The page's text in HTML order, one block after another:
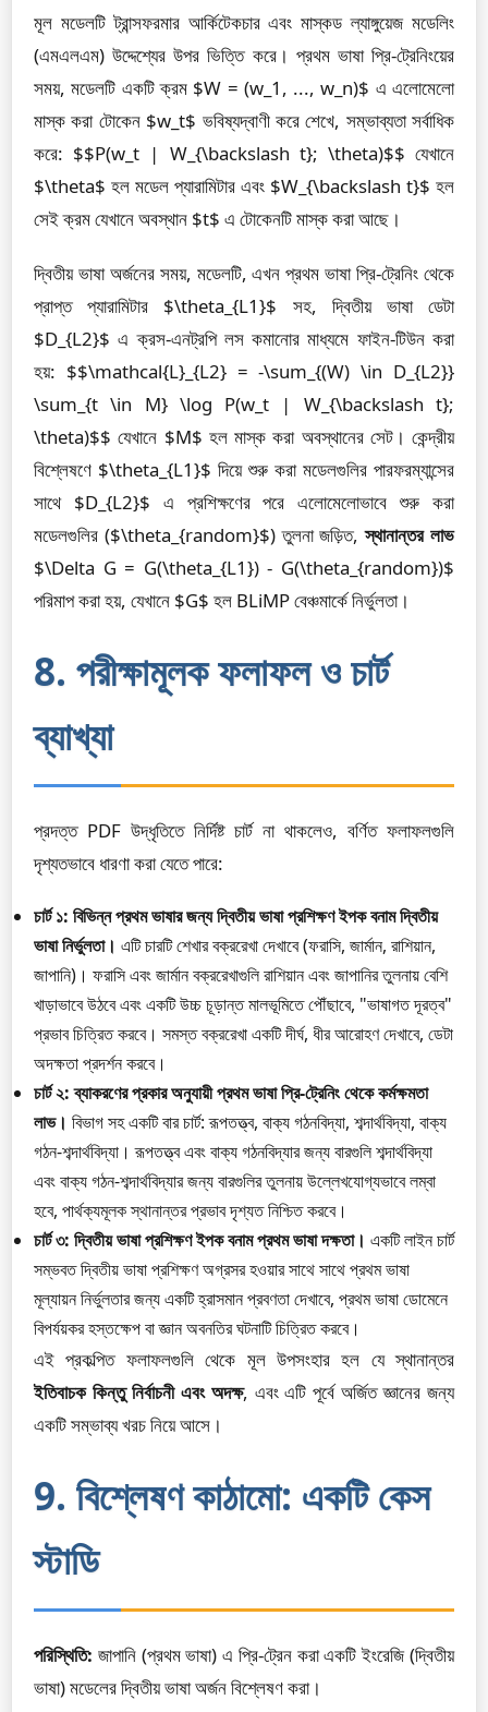
মূল মডেলটি ট্রান্সফরমার আর্কিটেকচার এবং মাস্কড ল্যাঙ্গুয়েজ মডেলিং
(এমএলএম) উদ্দেশ্যের উপর ভিত্তি করে। প্রথম ভাষা প্রি-ট্রেনিংয়ের
সময়, মডেলটি একটি ক্রম $W = (w_1, ..., w_n)$ এ এলোমেলো
মাস্ক করা টোকেন $w_t$ ভবিষ্যদ্বাণী করে শেখে, সম্ভাব্যতা সর্বাধিক
করে: $$P(w_t | W_{\backslash t}; \theta)$$ যেখানে
$\theta$ হল মডেল প্যারামিটার এবং $W_{\backslash t}$ হল
সেই ক্রম যেখানে অবস্থান $t$ এ টোকেনটি মাস্ক করা আছে।
দ্বিতীয় ভাষা অর্জনের সময়, মডেলটি, এখন প্রথম ভাষা প্রি-ট্রেনিং থেকে
প্রাপ্ত প্যারামিটার $\theta_{L1}$ সহ, দ্বিতীয় ভাষা ডেটা
$D_{L2}$ এ ক্রস-এনট্রপি লস কমানোর মাধ্যমে ফাইন-টিউন করা
হয়: $$\mathcal{L}_{L2} = -\sum_{(W) \in D_{L2}}
\sum_{t \in M} \log P(w_t | W_{\backslash t};
\theta)$$ যেখানে $M$ হল মাস্ক করা অবস্থানের সেট। কেন্দ্রীয়
বিশ্লেষণে $\theta_{L1}$ দিয়ে শুরু করা মডেলগুলির পারফরম্যান্সের
সাথে $D_{L2}$ এ প্রশিক্ষণের পরে এলোমেলোভাবে শুরু করা
মডেলগুলির ($\theta_{random}$) তুলনা জড়িত,স্থানান্তর লাভ
$\Delta G = G(\theta_{L1}) - G(\theta_{random})$
পরিমাপ করা হয়, যেখানে $G$ হল BLiMP বেঞ্চমার্কে নির্ভুলতা।
8. পরীক্ষামূলক ফলাফল ও চার্ট
ব্যাখ্যা
প্রদত্ত PDF উদ্ধৃতিতে নির্দিষ্ট চার্ট না থাকলেও, বর্ণিত ফলাফলগুলি
দৃশ্যতভাবে ধারণা করা যেতে পারে:
চার্ট ১: বিভিন্ন প্রথম ভাষার জন্য দ্বিতীয় ভাষা প্রশিক্ষণ ইপক বনাম দ্বিতীয়
ভাষা নির্ভুলতা। এটি চারটি শেখার বক্ররেখা দেখাবে (ফরাসি, জার্মান, রাশিয়ান,
জাপানি)। ফরাসি এবং জার্মান বক্ররেখাগুলি রাশিয়ান এবং জাপানির তুলনায় বেশি
খাড়াভাবে উঠবে এবং একটি উচ্চ চূড়ান্ত মালভূমিতে পৌঁছাবে, "ভাষাগত দূরত্ব"
প্রভাব চিত্রিত করবে। সমস্ত বক্ররেখা একটি দীর্ঘ, ধীর আরোহণ দেখাবে, ডেটা
অদক্ষতা প্রদর্শন করবে।
চার্ট ২: ব্যাকরণের প্রকার অনুযায়ী প্রথম ভাষা প্রি-ট্রেনিং থেকে কর্মক্ষমতা
লাভ। বিভাগ সহ একটি বার চার্ট: রূপতত্ত্ব, বাক্য গঠনবিদ্যা, শব্দার্থবিদ্যা, বাক্য
গঠন-শব্দার্থবিদ্যা। রূপতত্ত্ব এবং বাক্য গঠনবিদ্যার জন্য বারগুলি শব্দার্থবিদ্যা
এবং বাক্য গঠন-শব্দার্থবিদ্যার জন্য বারগুলির তুলনায় উল্লেখযোগ্যভাবে লম্বা
হবে, পার্থক্যমূলক স্থানান্তর প্রভাব দৃশ্যত নিশ্চিত করবে।
চার্ট ৩: দ্বিতীয় ভাষা প্রশিক্ষণ ইপক বনাম প্রথম ভাষা দক্ষতা। একটি লাইন চার্ট
সম্ভবত দ্বিতীয় ভাষা প্রশিক্ষণ অগ্রসর হওয়ার সাথে সাথে প্রথম ভাষা
মূল্যায়ন নির্ভুলতার জন্য একটি হ্রাসমান প্রবণতা দেখাবে, প্রথম ভাষা ডোমেনে
বিপর্যয়কর হস্তক্ষেপ বা জ্ঞান অবনতির ঘটনাটি চিত্রিত করবে।
এই প্রকল্পিত ফলাফলগুলি থেকে মূল উপসংহার হল যে স্থানান্তর
ইতিবাচক কিন্তু নির্বাচনী এবং অদক্ষ, এবং এটি পূর্বে অর্জিত জ্ঞানের জন্য
একটি সম্ভাব্য খরচ নিয়ে আসে।
9. বিশ্লেষণ কাঠামো: একটি কেস
স্টাডি
পরিস্থিতি: জাপানি (প্রথম ভাষা) এ প্রি-ট্রেন করা একটি ইংরেজি (দ্বিতীয়
ভাষা) মডেলের দ্বিতীয় ভাষা অর্জন বিশ্লেষণ করা।